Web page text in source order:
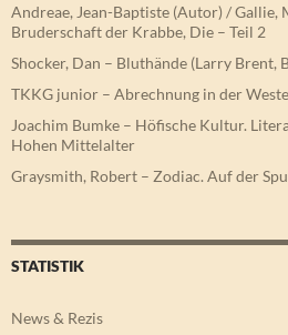
Andreae, Jean-Baptiste (Autor) / Gallie,
Bruderschaft der Krabbe, Die – Teil 2
Shocker, Dan – Bluthände (Larry Brent,
TKKG junior – Abrechnung in der
Joachim Bumke – Höfische Kultur.
Hohen Mittelalter
Graysmith, Robert – Zodiac. Auf der
STATISTIK
News & Rezis